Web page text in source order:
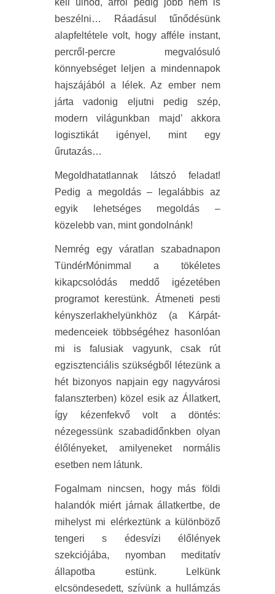
kell ülnöd, arról pedig jobb nem is
beszélni… Ráadásul tűnődésünk
alapfeltétele volt, hogy afféle instant,
percről-percre megvalósuló
könnyebséget leljen a mindennapok
hajszájából a lélek. Az ember nem
járta vadonig eljutni pedig szép,
modern világunkban majd’ akkora
logisztikát igényel, mint egy
űrutazás…
Megoldhatatlannak látszó feladat!
Pedig a megoldás – legalábbis az
egyik lehetséges megoldás –
közelebb van, mint gondolnánk!
Nemrég egy váratlan szabadnapon
TündérMónimmal a tökéletes
kikapcsolódás meddő igézetében
programot kerestünk. Átmeneti pesti
kényszerlakhelyünkhöz (a Kárpát-
medenceiek többségéhez hasonlóan
mi is falusiak vagyunk, csak rút
egzisztenciális szükségből létezünk a
hét bizonyos napjain egy nagyvárosi
falanszterben) közel esik az Állatkert,
így kézenfekvő volt a döntés:
nézegessünk szabadidőnkben olyan
élőlényeket, amilyeneket normális
esetben nem látunk.
Fogalmam nincsen, hogy más földi
halandók miért járnak állatkertbe, de
mihelyst mi elérkeztünk a különböző
tengeri s édesvízi élőlények
szekciójába, nyomban meditatív
állapotba estünk. Lelkünk
elcsöndesedett, szívünk a hullámzás